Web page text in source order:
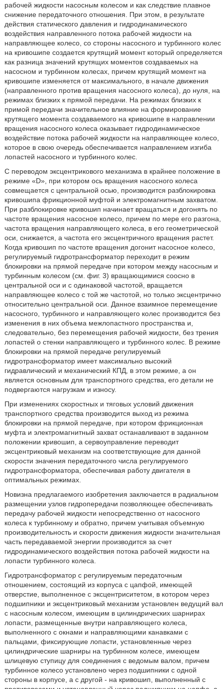
рабочей жидкости насосным колесом и как следствие плавное
снижение передаточного отношения. При этом, в результате
действия статического давления и гидродинамического
воздействия направленного потока рабочей жидкости на
направляющее колесо, со стороны насосного и турбинного колес
на кривошипе создается крутящий момент который определяется
как разница значений крутящих моментов создаваемых на
насосном и турбинном колесах, причем крутящий момент на
кривошипе изменяется от максимального, в начале движения
(направленного против вращения насосного колеса), до нуля, на
режимах близких к прямой передачи. На режимах близких к
примой передачи значительное влияние на формирование
крутящего момента создаваемого на кривошипе в направлении
вращения насосного колеса оказывает гидродинамическое
воздействие потока рабочей жидкости на направляющее колесо,
которое в свою очередь обеспечивается направлением изгиба
лопастей насосного и турбинного колес.
С переводом эксцентрикового механизма в крайнее положение в
режиме «D», при котором ось вращения насосного колеса
совмещается с центральной осью, производится разблокировка
кривошипа фрикционной муфтой и электромагнитным захватом.
При разблокировке кривошип начинает вращаться и догонять по
частоте вращения насосное колесо, причем по мере его разгона,
частота вращения направляющего колеса, в его геометрической
оси, снижается, а частота его эксцентричного вращения растет.
Когда кривошип по частоте вращения догонит насосное колесо,
регулируемый гидротрансформатор переходит в режим
блокировки на прямой передаче при котором между насосным и
турбинным колесом (см. фиг. 3) вращающимися соосно в
центральной оси и с одинаковой частотой, вращается
направляющее колесо с той же частотой, но только эксцентрично
относительно центральной оси. Данное взаимное перемещение
насосного, турбинного и направляющего колес производится без
изменения в них объема межлопастного пространства и,
следовательно, без перемещения рабочей жидкости, без трения
лопастей о стенки направляющего и турбинного колес. В режиме
блокировки на прямой передаче регулируемый
гидротрансформатор имеет максимально высокий
гидравлический и механический КПД, в этом режиме, а он
является основным для транспортного средства, его детали не
подвергаются нагрузкам и износу.
При изменениях скоростных и тяговых условий движения
транспортного средства производится выход из режима
блокировки на прямой передаче, при котором фрикционная
муфта и электромагнитный захват останавливают в заданном
положении кривошип, а сервоуправление переводит
эксцентриковый механизм на соответствующие для данной
скорости значения передаточного числа регулируемого
гидротрансформатора, обеспечивая работу двигателя в
оптимальных режимах.
Новизна предлагаемого изобретения заключается в радиальном
размещении узлов гидропередачи позволяющее обеспечивать
передачу рабочей жидкости непосредственно от насосного
колеса к турбинному и обратно, причем учитывая объемную
производительность и скорости движения жидкости значительная
часть передаваемой энергии производится за счет
гидродинамического воздействия потока рабочей жидкости на
лопасти турбинного колеса.
Гидротрансформатор с регулируемым передаточным
отношением, состоящий из корпуса с цапфой, имеющей
отверстие, выполненное с эксцентриситетом, в котором через
подшипники и эксцентриковый механизм установлен ведущий вал
с насосным колесом, имеющим в цилиндрических шарнирах
лопасти, размещенные внутри направляющего колеса,
выполненного с окнами и направляющими канавками с
пальцами, фиксирующие лопасти, установленные через
цилиндрические шарниры на турбинном колесе, имеющем
шлицевую ступицу для соединения с ведомым валом, причем
турбинное колесо установлено через подшипники с одной
стороны в корпусе, а с другой - на кривошип, выполненный с